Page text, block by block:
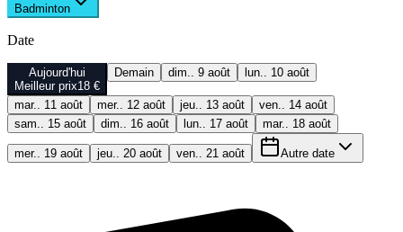
Badminton
Date
Aujourd'hui
Meilleur prix18 €
Demain dim.. 9 août lun.. 10 août
mar.. 11 août mer.. 12 août jeu.. 13 août
ven.. 14 août
sam.. 15 août
dim.. 16 août lun.. 17 août mar.. 18 août
mer.. 19 août jeu.. 20 août ven.. 21 août Autre date